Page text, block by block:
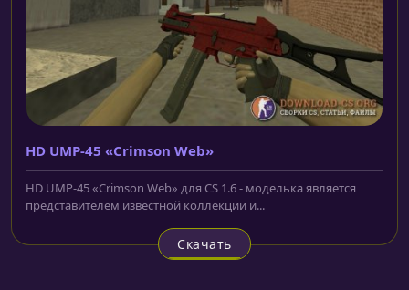
HD UMP-45 «Crimson Web»
HD UMP-45 «Crimson Web» для CS 1.6 - моделька является
представителем известной коллекции и...
Скачать